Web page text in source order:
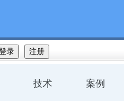
技术 案例